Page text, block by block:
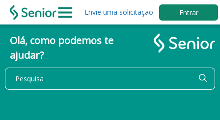
Envie uma solicitação Entrar
Olá, como podemos te
ajudar?